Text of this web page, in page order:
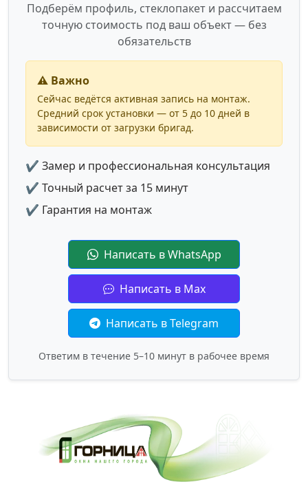
Подберём профиль, стеклопакет и рассчитаем
точную стоимость под ваш объект — без
обязательств
⚠️ Важно
Сейчас ведётся активная запись на монтаж.
Средний срок установки — от 5 до 10 дней в
зависимости от загрузки бригад.
✔ Замер и профессиональная консультация
✔ Точный расчет за 15 минут
✔ Гарантия на монтаж
Написать в WhatsApp
Написать в Max
Написать в Telegram
Ответим в течение 5–10 минут в рабочее время